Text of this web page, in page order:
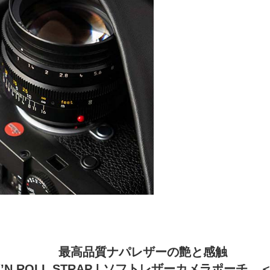
最高品質ナパレザーの艶と感触